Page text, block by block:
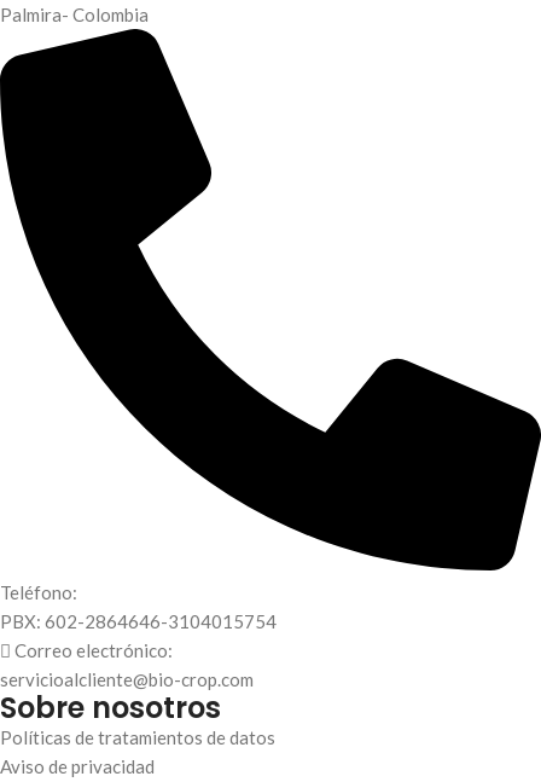
Palmira- Colombia
Teléfono:
PBX: 602-2864646-3104015754
Correo electrónico:
servicioalcliente@bio-crop.com
Sobre nosotros
Políticas de tratamientos de datos
Aviso de privacidad